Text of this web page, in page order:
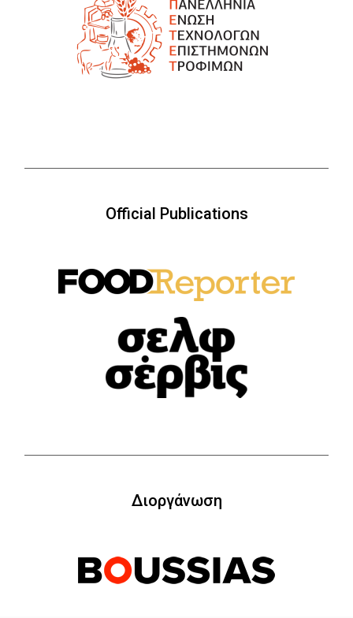
Official Publications
Διοργάνωση